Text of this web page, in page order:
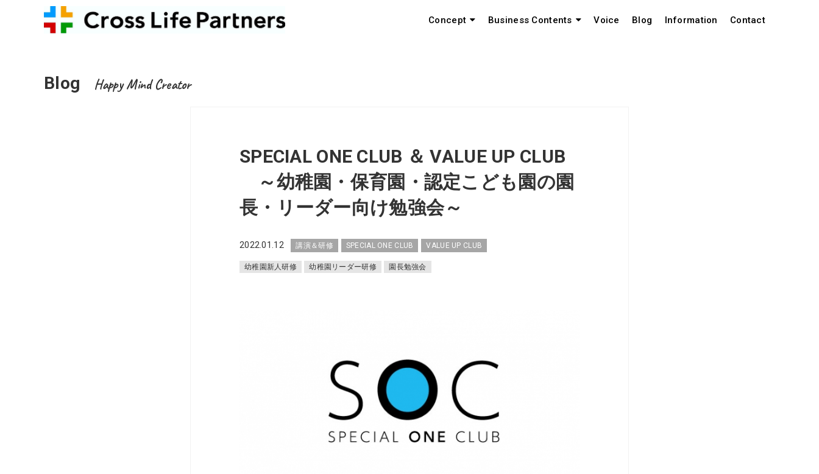
Concept Business Contents Voice Blog Information Contact
Blog Happy Mind Creator
SPECIAL ONE CLUB ＆ VALUE UP CLUB
～幼稚園・保育園・認定こども園の園
長・リーダー向け勉強会～
2022.01.12 講演＆研修 SPECIAL ONE CLUB VALUE UP CLUB
幼稚園新人研修 幼稚園リーダー研修 園長勉強会